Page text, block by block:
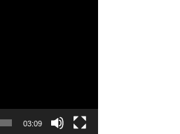
03:09